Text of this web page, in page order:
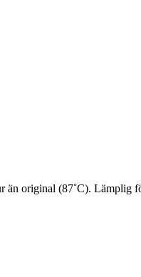
original (87˚C). Lämplig